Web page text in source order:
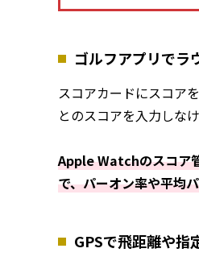
ゴルフアプリでラ
スコアカードにスコア
とのスコアを入力しな
Apple Watchのスコア
で、パーオン率や平均
GPSで飛距離や指